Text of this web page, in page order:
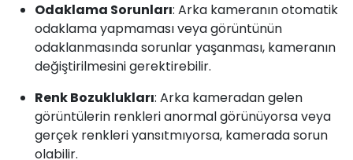
Odaklama Sorunları: Arka kameranın otomatik
odaklama yapmaması veya görüntünün
odaklanmasında sorunlar yaşanması, kameranın
değiştirilmesini gerektirebilir.
Renk Bozuklukları: Arka kameradan gelen
görüntülerin renkleri anormal görünüyorsa veya
gerçek renkleri yansıtmıyorsa, kamerada sorun
olabilir.